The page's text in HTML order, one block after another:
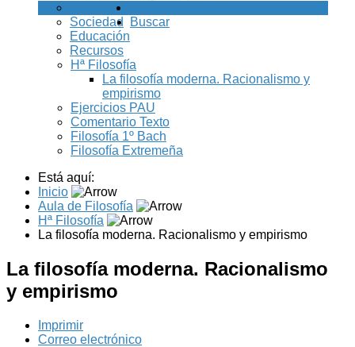
Filosofía
Sociedad
Educación
Recursos
Hª Filosofía
La filosofía moderna. Racionalismo y
empirismo
Ejercicios PAU
Comentario Texto
Filosofía 1º Bach
Filosofía Extremeña
Buscar
Está aquí:
Inicio
Aula de Filosofía
Hª Filosofía
La filosofía moderna. Racionalismo y empirismo
La filosofía moderna. Racionalismo
y empirismo
Imprimir
Correo electrónico